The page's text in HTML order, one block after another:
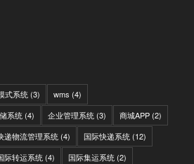
式系统(3) wms (4)
系统(4) 企业管理系统(3) 商城APP(2)
递物流管理系统(4) 国际快递系统(12)
际转运系统(4) 国际集运系统(2)